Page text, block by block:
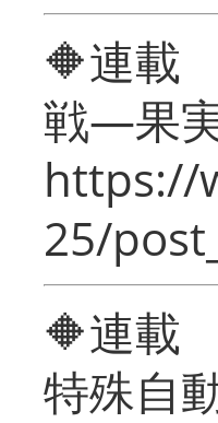
🔶連載
戦―果
https://
25/
🔶連載
特殊自